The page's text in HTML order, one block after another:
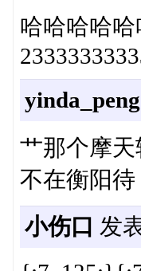
哈哈哈哈哈
yinda_peng
艹那个摩
不在衡阳
小伤口 发